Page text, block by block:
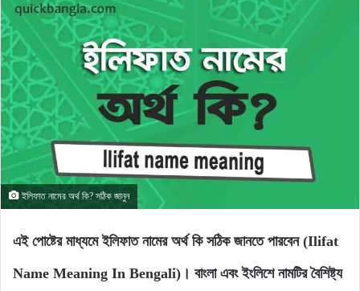
ইলিফাত নামের অর্থ কি? সঠিক জানুন
এই পোষ্টের মাধ্যমে ইলিফাত নামের অর্থ কি সঠিক জানতে পারবেন (Ilifat
Name Meaning In Bengali)। বাংলা এবং ইংলিশে নামটির বৈশিষ্ট্য